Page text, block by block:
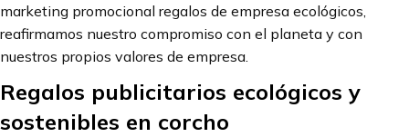
marketing promocional regalos de empresa ecológicos,
reafirmamos nuestro compromiso con el planeta y con
nuestros propios valores de empresa.
Regalos publicitarios ecológicos y
sostenibles en corcho